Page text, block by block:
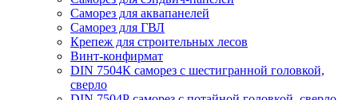
Саморез для аквапанелей
Саморез для ГВЛ
Крепеж для строительных лесов
Винт-конфирмат
DIN 7504К саморез с шестигранной головкой,
сверло